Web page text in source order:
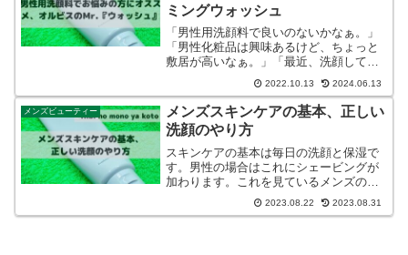
ミングウォッシュ
「男性用洗顔料で良いのないかなぁ。」
「男性化粧品は興味あるけど、ちょっと
敷居が高いなぁ。」「最近、洗顔しても
肌が乾燥しているなぁ。」と、お悩みの
男性にオススメしたいのが、オルビス ミ
スター フォーミングウォッシュです。実
際に使用してみたのでレビューします。
2022.10.13 2024.06.13
メンズビューティー
メンズスキンケアの基本、正しい
洗顔のやり方
スキンケアの基本は毎日の洗顔と保湿で
す。男性の場合はこれにシェービングが
加わります。これを見ているメンズの皆
さん！正しい洗顔のやりかたをご存知で
すか？この記事では正しい洗顔の仕方を
2023.08.22 2023.08.31